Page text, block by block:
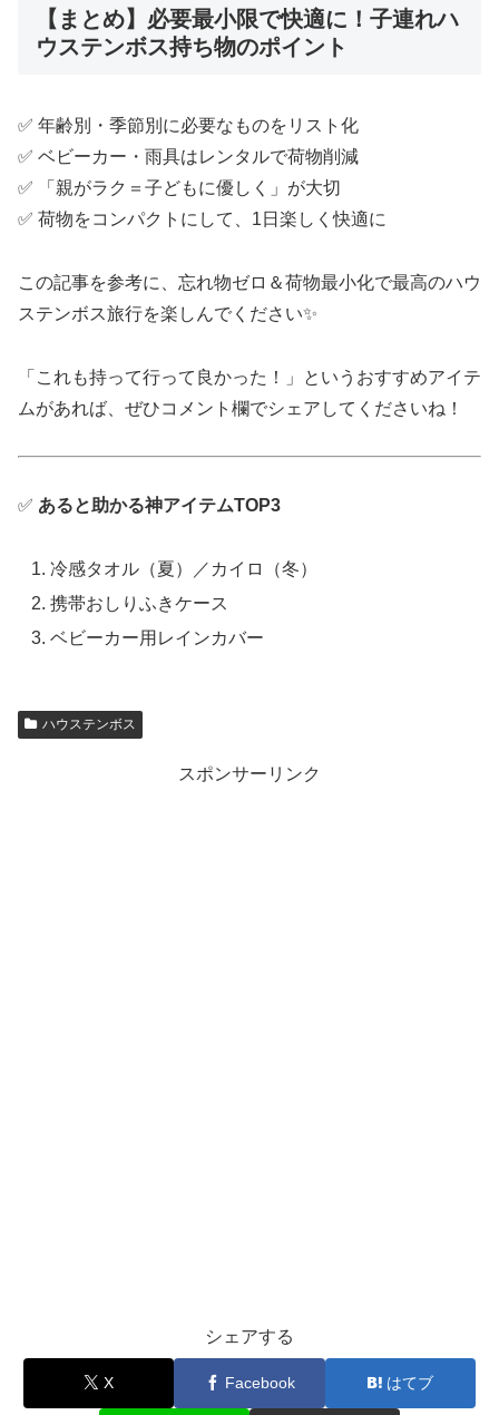
【まとめ】必要最小限で快適に！子連れハ
ウステンボス持ち物のポイント
✅ 年齢別・季節別に必要なものをリスト化
✅ ベビーカー・雨具はレンタルで荷物削減
✅ 「親がラク＝子どもに優しく」が大切
✅ 荷物をコンパクトにして、1日楽しく快適に
この記事を参考に、忘れ物ゼロ＆荷物最小化で最高のハウ
ステンボス旅行を楽しんでください✨
「これも持って行って良かった！」というおすすめアイテ
ムがあれば、ぜひコメント欄でシェアしてくださいね！
✅ あると助かる神アイテムTOP3
冷感タオル（夏）／カイロ（冬）
携帯おしりふきケース
ベビーカー用レインカバー
ハウステンボス
スポンサーリンク
シェアする
X Facebook はてブ